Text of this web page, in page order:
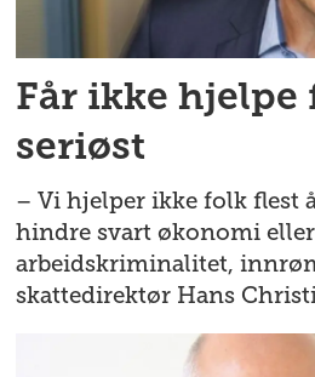
Får ikke hjelpe
seriøst
– Vi hjelper ikke folk flest
hindre svart økonomi eller
arbeidskriminalitet,
skattedirektør Hans